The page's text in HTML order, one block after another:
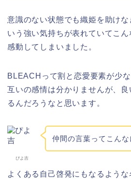
意識のない状態でも織姫を助けな
いう強い気持ちが表れていてこ
感動してしまいました。
BLEACHって割と恋愛要素が少
互いの感情は分かりませんが、
るんだろうなと思います。
ぴよ吉
仲間の言葉ってこん
よくある自己啓発にもなるよう